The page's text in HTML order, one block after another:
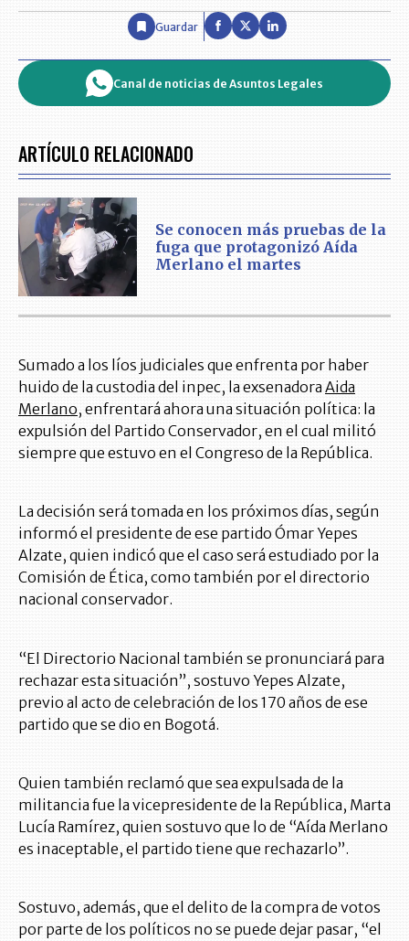
Guardar
Canal de noticias de Asuntos Legales
ARTÍCULO RELACIONADO
Se conocen más pruebas de la
fuga que protagonizó Aída
Merlano el martes
Sumado a los líos judiciales que enfrenta por haber
huido de la custodia del inpec, la exsenadora Aida
Merlano, enfrentará ahora una situación política: la
expulsión del Partido Conservador, en el cual militó
siempre que estuvo en el Congreso de la República.
La decisión será tomada en los próximos días, según
informó el presidente de ese partido Ómar Yepes
Alzate, quien indicó que el caso será estudiado por la
Comisión de Ética, como también por el directorio
nacional conservador.
“El Directorio Nacional también se pronunciará para
rechazar esta situación”, sostuvo Yepes Alzate,
previo al acto de celebración de los 170 años de ese
partido que se dio en Bogotá.
Quien también reclamó que sea expulsada de la
militancia fue la vicepresidente de la República, Marta
Lucía Ramírez, quien sostuvo que lo de “Aída Merlano
es inaceptable, el partido tiene que rechazarlo”.
Sostuvo, además, que el delito de la compra de votos
por parte de los políticos no se puede dejar pasar, “el